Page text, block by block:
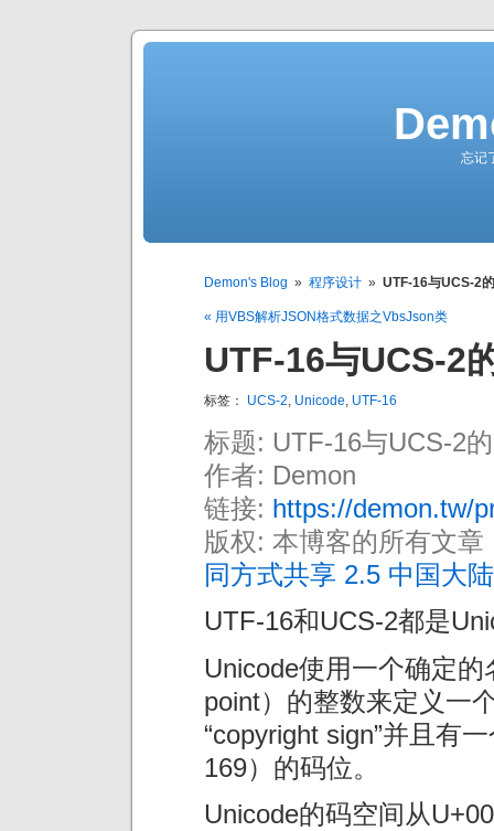
忘记
Demon's Blog » 程序设计 » UTF-16与UCS-2
« 用VBS解析JSON格式数据之VbsJson类
UTF-16与UCS-2
标签： UCS-2, Unicode, UTF-16
标题: UTF-16与UCS-2
作者: Demon
链接: https://demon.tw/
版权: 本博客的所有文章
同方式共享 2.5 中国大陆
UTF-16和UCS-2都是
Unicode使用一个确定
point）的整数来定义一
“copyright sign”并且有
169）的码位。
Unicode的码空间从